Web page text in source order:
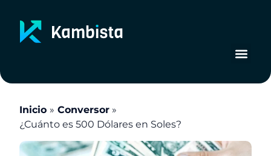
contenido
Inicio
Conversor
¿Cuánto es 500 Dólares en Soles?